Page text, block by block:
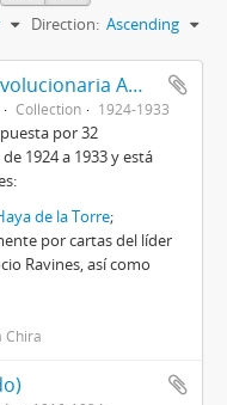
Direction: Ascending
Alianza Popular Revolucionaria Americana-APRA (Colección)
Collection 1924-1933
por 32
1924 a 1933 y está
de la Torre;
por cartas del líder
Ravines, así como
Chira